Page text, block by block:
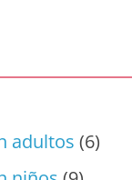
adultos (6)